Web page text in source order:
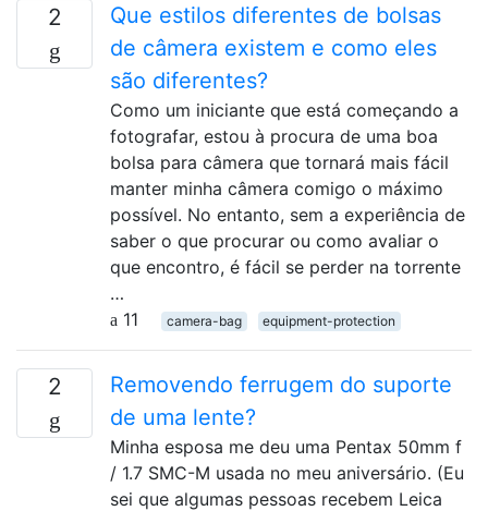
2
Que estilos diferentes de bolsas
de câmera existem e como eles
são diferentes?
Como um iniciante que está começando a
fotografar, estou à procura de uma boa
bolsa para câmera que tornará mais fácil
manter minha câmera comigo o máximo
possível. No entanto, sem a experiência de
saber o que procurar ou como avaliar o
que encontro, é fácil se perder na torrente
…
11
camera-bag equipment-protection
2
Removendo ferrugem do suporte
de uma lente?
Minha esposa me deu uma Pentax 50mm f
/ 1.7 SMC-M usada no meu aniversário. (Eu
sei que algumas pessoas recebem Leica